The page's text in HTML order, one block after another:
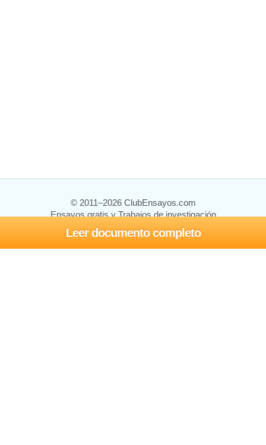
Leer documento completo
© 2011–2026 ClubEnsayos.com
Ensayos gratis y Trabajos de investigación